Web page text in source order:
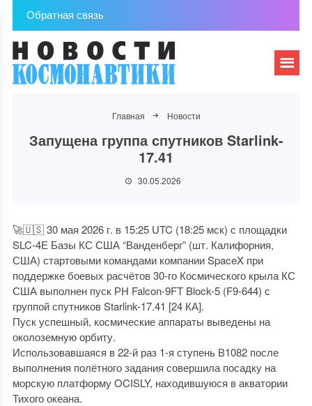
Обратная связь
Главная Новости
Запущена группа спутников Starlink-
17.41
30.05.2026
🚀🇺🇸 30 мая 2026 г. в 15:25 UTC (18:25 мск) с площадки
SLC-4Е Базы КС США “Ванденберг” (шт. Калифорния,
США) стартовыми командами компании SpaceX при
поддержке боевых расчётов 30-го Космического крыла КС
США выполнен пуск РН Falcon-9FT Block-5 (F9-644) с
группой спутников Starlink-17.41 [24 КА].
Пуск успешный, космические аппараты выведены на
околоземную орбиту.
Использовавшаяся в 22-й раз 1-я ступень В1082 после
выполнения полётного задания совершила посадку на
морскую платформу OCISLY, находившуюся в акватории
Тихого океана.